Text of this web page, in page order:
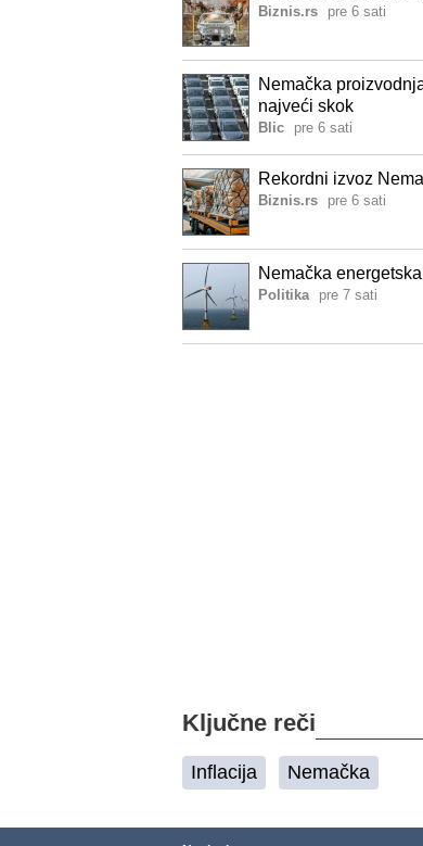
Biznis.rs pre 6 sati
Nemačka
najveći skok
Blic pre 6 sati
Rekordni izvoz
Biznis.rs pre 6 sati
Nemačka
Politika pre 7 sati
Ključne reči
Inflacija Nemačka